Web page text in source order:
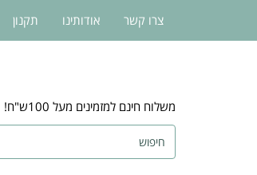
משלוח חינם למזמינים מעל 100ש"ח!
צרו קשר אודותינו תקנון